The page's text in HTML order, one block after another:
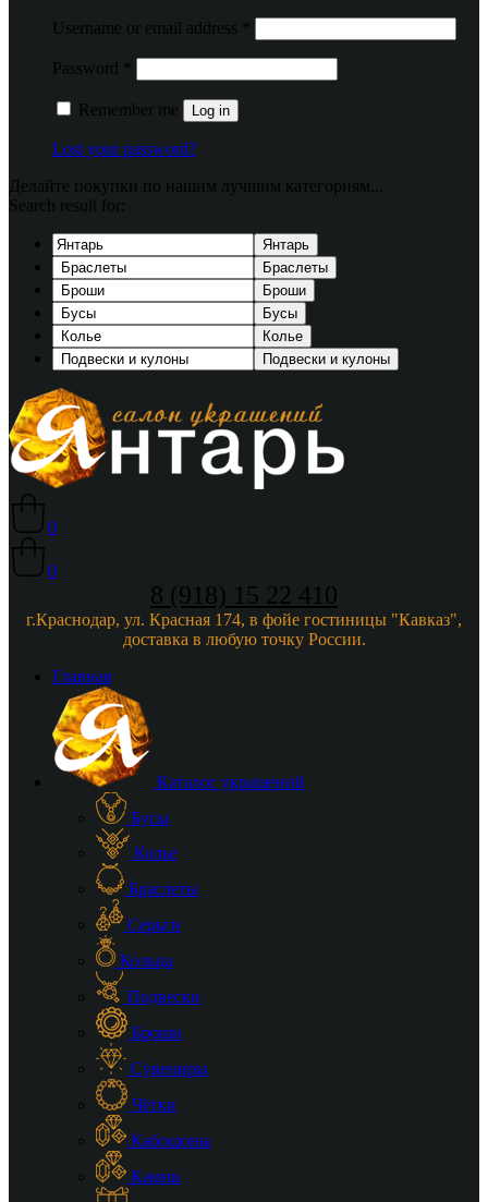
Username or email address
Password
Remember me Log in
Lost your password?
Делайте покупки по нашим лучшим категориям...
Search result for:
Янтарь
Браслеты
Броши
Бусы
Колье
Подвески и кулоны
0
0
8 (918) 15 22 410
г.Краснодар, ул. Красная 174, в фойе гостиницы "Кавказ",
доставка в любую точку России.
Главная
Каталог украшений
Бусы
Колье
Браслеты
Серьги
Кольца
Подвески
Броши
Сувениры
Чётки
Кабошоны
Камни